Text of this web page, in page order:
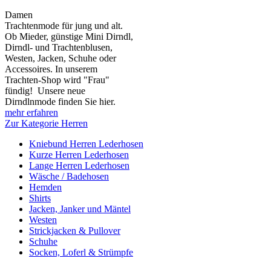
Damen
Trachtenmode für jung und alt.
Ob Mieder, günstige Mini Dirndl,
Dirndl- und Trachtenblusen,
Westen, Jacken, Schuhe oder
Accessoires. In unserem
Trachten-Shop wird "Frau"
fündig! Unsere neue
Dirndlnmode finden Sie hier.
mehr erfahren
Zur Kategorie Herren
Kniebund Herren Lederhosen
Kurze Herren Lederhosen
Lange Herren Lederhosen
Wäsche / Badehosen
Hemden
Shirts
Jacken, Janker und Mäntel
Westen
Strickjacken & Pullover
Schuhe
Socken, Loferl & Strümpfe